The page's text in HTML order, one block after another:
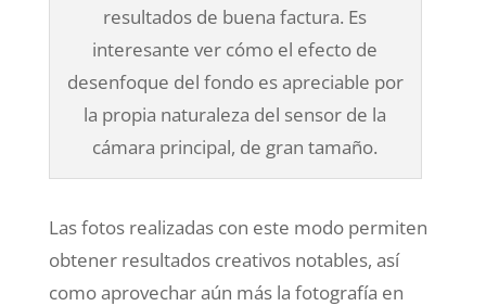
resultados de buena factura. Es
interesante ver cómo el efecto de
desenfoque del fondo es apreciable por
la propia naturaleza del sensor de la
cámara principal, de gran tamaño.
Las fotos realizadas con este modo permiten
obtener resultados creativos notables, así
como aprovechar aún más la fotografía en